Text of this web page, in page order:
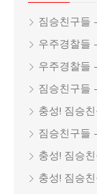
짐승친구들
우주경찰들
우주경찰들
짐승친구들
충성! 짐승
짐승친구들
충성! 짐승
충성! 짐승